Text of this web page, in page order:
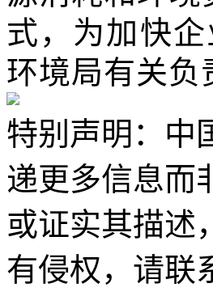
式，为加快
环境局有关负
特别声明：中
递更多信息而
或证实其描述
有侵权，请联